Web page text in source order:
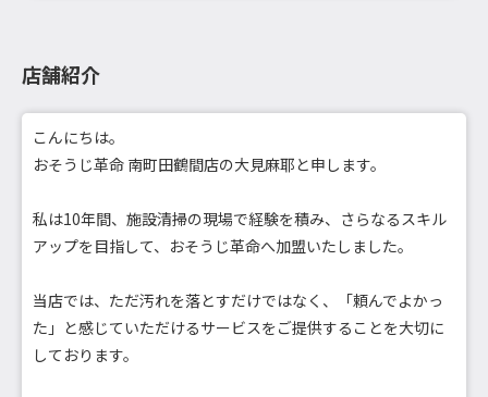
店舗紹介
こんにちは。
おそうじ革命 南町田鶴間店の大見麻耶と申します。
私は10年間、施設清掃の現場で経験を積み、さらなるスキル
アップを目指して、おそうじ革命へ加盟いたしました。
当店では、ただ汚れを落とすだけではなく、「頼んでよかっ
た」と感じていただけるサービスをご提供することを大切に
しております。